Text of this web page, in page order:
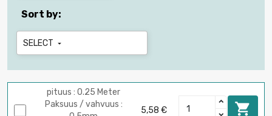
Sort by:
SELECT 
pituus : 0.25 Meter
Paksuus / vahvuus :
5,58 € 